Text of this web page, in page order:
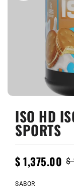
ISO HD
SPORTS
$ 1,375.00 $
SABOR